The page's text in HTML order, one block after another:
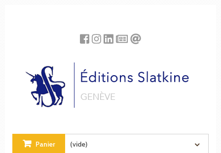
Panier (vide)